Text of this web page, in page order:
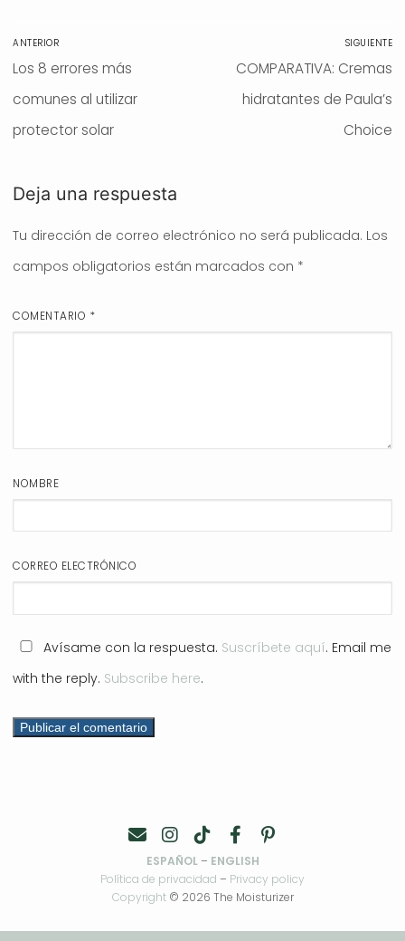
Navegación
de
ANTERIOR
Entrada
anterior:
Los 8 errores más
comunes al utilizar
protector solar
SIGUIENTE
Entrada
siguiente:
COMPARATIVA: Cremas
hidratantes de Paula’s
Choice
Deja una respuesta
Tu dirección de correo electrónico no será publicada. Los
campos obligatorios están marcados con *
COMENTARIO *
NOMBRE
CORREO ELECTRÓNICO
Avísame con la respuesta. Suscríbete aquí. Email me
with the reply. Subscribe here.
ESPAÑOL– ENGLISH
Política de privacidad – Privacy policy
Copyright© 2026 The Moisturizer